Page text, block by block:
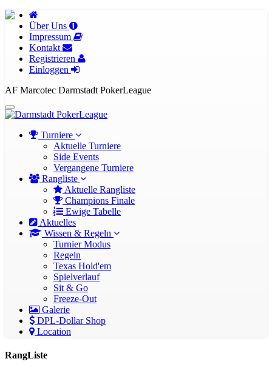
Über Uns
Impressum
Kontakt
Registrieren
Einloggen
AF Marcotec Darmstadt PokerLeague
Turniere
Aktuelle Turniere
Side Events
Vergangene Turniere
Rangliste
Aktuelle Rangliste
Champions Finale
Ewige Tabelle
Aktuelles
Wissen & Regeln
Turnier Modus
Regeln
Texas Hold'em
Spielverlauf
Sit & Go
Freeze-Out
Galerie
DPL-Dollar Shop
Location
RangListe